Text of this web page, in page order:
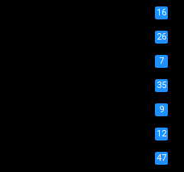
16
26
7
35
9
12
47